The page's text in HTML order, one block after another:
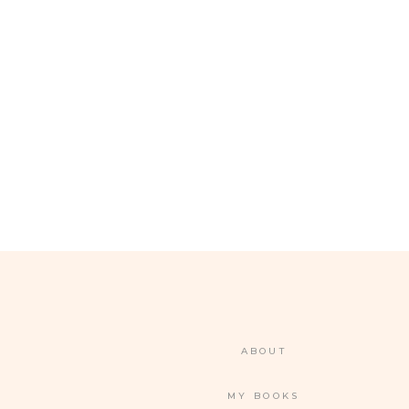
ABOUT
MY BOOKS